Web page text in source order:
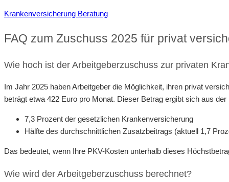
Krankenversicherung Beratung
FAQ zum Zuschuss 2025 für privat
Wie hoch ist der Arbeitgeberzuschuss zur privaten
Im Jahr 2025 haben Arbeitgeber die Möglichkeit, ihren privat
beträgt etwa 422 Euro pro Monat. Dieser Betrag ergibt sich aus
7,3 Prozent der gesetzlichen Krankenversicherung
Hälfte des durchschnittlichen Zusatzbeitrags (aktuell 1,7
Das bedeutet, wenn Ihre PKV-Kosten unterhalb dieses
Wie wird der Arbeitgeberzuschuss berechnet?